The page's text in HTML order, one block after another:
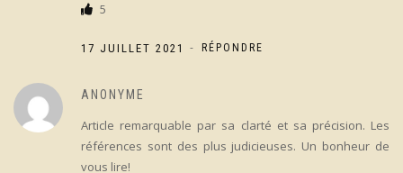
5
17 JUILLET 2021 - RÉPONDRE
ANONYME
Article remarquable par sa clarté et sa précision. Les
références sont des plus judicieuses. Un bonheur de
vous lire!